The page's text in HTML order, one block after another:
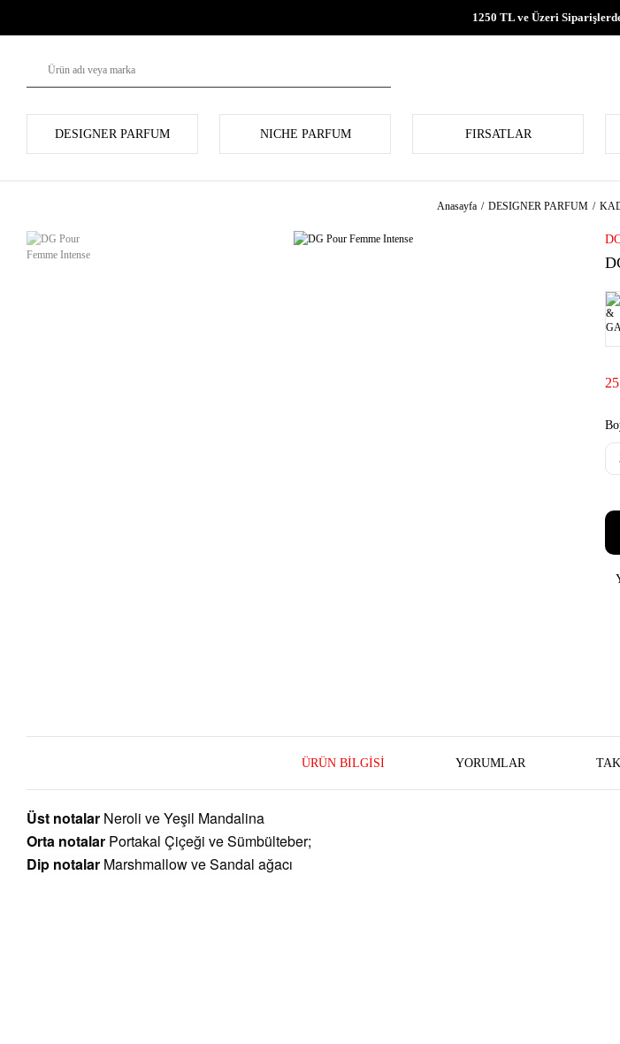
1250 TL ve Üzeri
DESIGNER PARFUM NICHE PARFUM FIRSATLAR
Anasayfa DESIGNER PARFUM
ÜRÜN BILGISI YORUMLAR
Üst notalar Neroli ve Yeşil Mandalina
Orta notalar Portakal Çiçeği ve Sümbülteber;
Dip notalar Marshmallow ve Sandal ağacı